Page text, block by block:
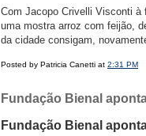
Com Jacopo Crivelli Visconti à
uma mostra arroz com feijão,
da cidade consigam,
Posted by Patricia Canetti at 2:31 PM
Fundação Bienal
Fundação Bienal